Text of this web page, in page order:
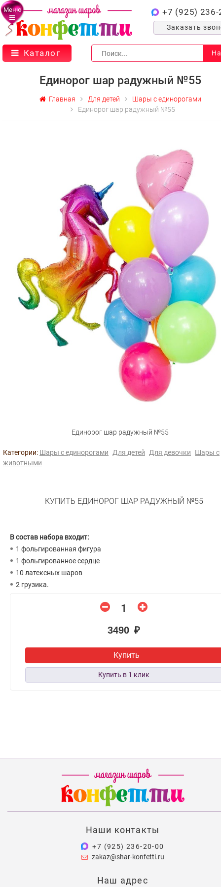
Меню +7 (925) 236-
Заказать
Каталог
Единорог шар радужный №55
Главная Для детей
Шары с единорогами
Единорог шар радужный №55
Единорог шар радужный №55
Категории: Шары с единорогами Для детей Для девочки
Шары с
животными
КУПИТЬ ЕДИНОРОГ ШАР РАДУЖНЫЙ №55
В состав набора входит:
1 фольгированная фигура
1 фольгированное сердце
10 латексных шаров
2 грузика.
3490 ₽
Купить
Наши контакты
+7 (925) 236-20-00
zakaz@shar-konfetti.ru
Наш адрес